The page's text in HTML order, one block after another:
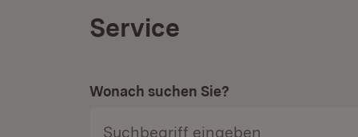
Service
Wonach suchen Sie?